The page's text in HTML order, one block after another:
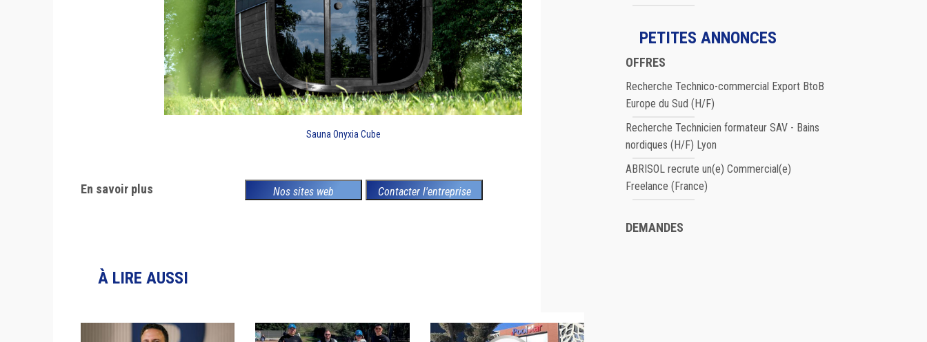
Sauna Onyxia Cube
En savoir plus Nos sites web Contacter l'entreprise
À LIRE AUSSI
PETITES ANNONCES
OFFRES
Recherche Technico-commercial Export BtoB
Europe du Sud (H/F)
Recherche Technicien formateur SAV - Bains
nordiques (H/F) Lyon
ABRISOL recrute un(e) Commercial(e)
Freelance (France)
DEMANDES